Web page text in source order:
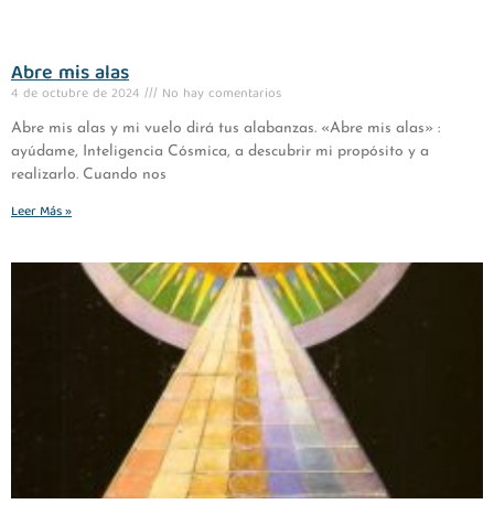
Abre mis alas
4 de octubre de 2024 No hay comentarios
Abre mis alas y mi vuelo dirá tus alabanzas. «Abre mis alas» :
ayúdame, Inteligencia Cósmica, a descubrir mi propósito y a
realizarlo. Cuando nos
Leer Más »